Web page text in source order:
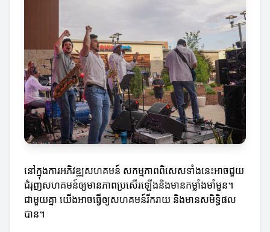
នៅក្នុងការអភិវឌ្ឍសហគមន៍ សកម្មភាពពិសេសទាំងនេះអាចជួយ
ជំរុញសហគមន៍ឲ្យមានភាពប្រសើរឡើងនិងមានកម្លាំងមាំមួន។
ជាមួយគ្នា យើងអាចធ្វើឲ្យសហគមន៍រីករាយ និងមានសមិទ្ធិផល
បាន។